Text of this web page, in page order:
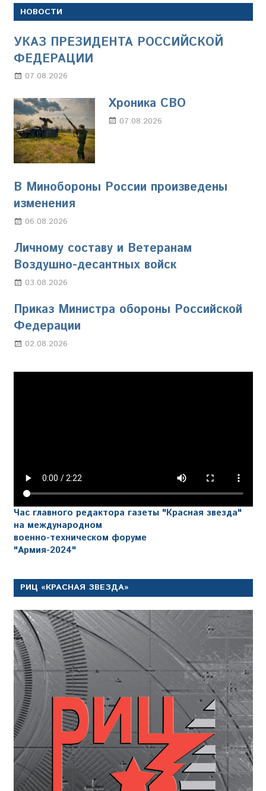
НОВОСТИ
УКАЗ ПРЕЗИДЕНТА РОССИЙСКОЙ
ФЕДЕРАЦИИ
07.08.2026
Хроника СВО
07.08.2026
В Минобороны России произведены
изменения
06.08.2026
Личному составу и Ветеранам
Воздушно-десантных войск
03.08.2026
Приказ Министра обороны Российской
Федерации
02.08.2026
Час главного редактора газеты "Красная звезда"
на международном
военно-техническом форуме
"Армия-2024"
РИЦ «КРАСНАЯ ЗВЕЗДА»